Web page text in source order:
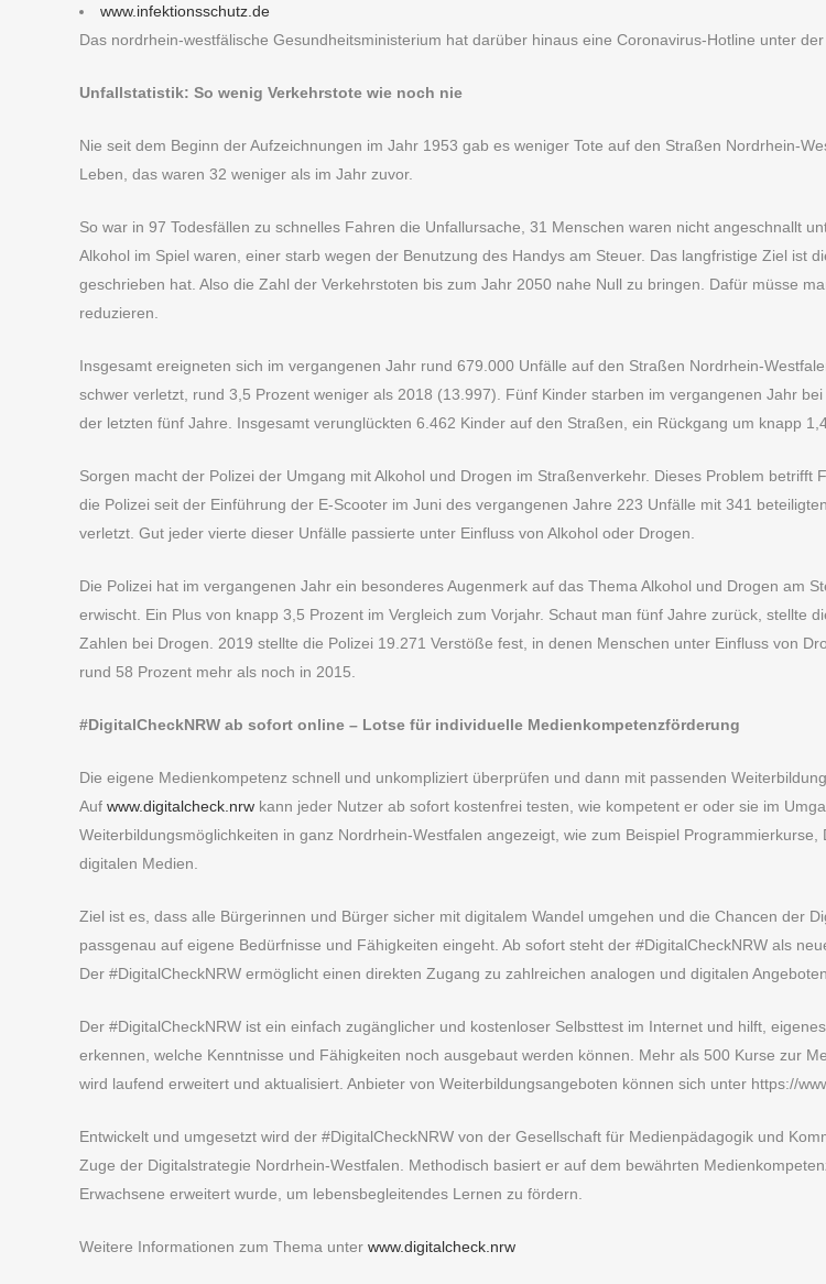
www.infektionsschutz.de
Das nordrhein-westfälische Gesundheitsministerium hat darüber hinaus eine Coronavirus-Hotline unter
Unfallstatistik: So wenig Verkehrstote wie noch nie
Nie seit dem Beginn der Aufzeichnungen im Jahr 1953 gab es weniger Tote auf den Straßen Nordrhein-
Leben, das waren 32 weniger als im Jahr zuvor.
So war in 97 Todesfällen zu schnelles Fahren die Unfallursache, 31 Menschen waren nicht angeschnallt
Alkohol im Spiel waren, einer starb wegen der Benutzung des Handys am Steuer. Das langfristige Ziel ist
geschrieben hat. Also die Zahl der Verkehrstoten bis zum Jahr 2050 nahe Null zu bringen. Dafür müsse
reduzieren.
Insgesamt ereigneten sich im vergangenen Jahr rund 679.000 Unfälle auf den Straßen Nordrhein-
schwer verletzt, rund 3,5 Prozent weniger als 2018 (13.997). Fünf Kinder starben im vergangenen Jahr
der letzten fünf Jahre. Insgesamt verunglückten 6.462 Kinder auf den Straßen, ein Rückgang um knapp
Sorgen macht der Polizei der Umgang mit Alkohol und Drogen im Straßenverkehr. Dieses Problem
die Polizei seit der Einführung der E-Scooter im Juni des vergangenen Jahre 223 Unfälle mit 341
verletzt. Gut jeder vierte dieser Unfälle passierte unter Einfluss von Alkohol oder Drogen.
Die Polizei hat im vergangenen Jahr ein besonderes Augenmerk auf das Thema Alkohol und Drogen am
erwischt. Ein Plus von knapp 3,5 Prozent im Vergleich zum Vorjahr. Schaut man fünf Jahre zurück, stellte
Zahlen bei Drogen. 2019 stellte die Polizei 19.271 Verstöße fest, in denen Menschen unter Einfluss von
rund 58 Prozent mehr als noch in 2015.
#DigitalCheckNRW ab sofort online – Lotse für individuelle Medienkompetenzförderung
Die eigene Medienkompetenz schnell und unkompliziert überprüfen und dann mit passenden
Auf www.digitalcheck.nrw kann jeder Nutzer ab sofort kostenfrei testen, wie kompetent er oder sie im
Weiterbildungsmöglichkeiten in ganz Nordrhein-Westfalen angezeigt, wie zum Beispiel
digitalen Medien.
Ziel ist es, dass alle Bürgerinnen und Bürger sicher mit digitalem Wandel umgehen und die Chancen der
passgenau auf eigene Bedürfnisse und Fähigkeiten eingeht. Ab sofort steht der #DigitalCheckNRW als
Der #DigitalCheckNRW ermöglicht einen direkten Zugang zu zahlreichen analogen und digitalen
Der #DigitalCheckNRW ist ein einfach zugänglicher und kostenloser Selbsttest im Internet und hilft,
erkennen, welche Kenntnisse und Fähigkeiten noch ausgebaut werden können. Mehr als 500 Kurse zur
wird laufend erweitert und aktualisiert. Anbieter von Weiterbildungsangeboten können sich unter https://
Entwickelt und umgesetzt wird der #DigitalCheckNRW von der Gesellschaft für Medienpädagogik und
Zuge der Digitalstrategie Nordrhein-Westfalen. Methodisch basiert er auf dem bewährten
Erwachsene erweitert wurde, um lebensbegleitendes Lernen zu fördern.
Weitere Informationen zum Thema unter www.digitalcheck.nrw